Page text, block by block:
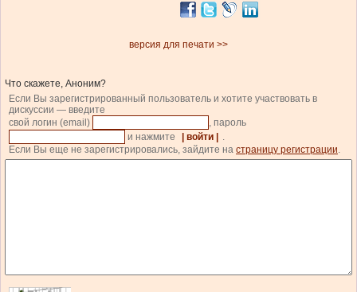
версия для печати >>
Что скажете, Аноним?
Если Вы зарегистрированный пользователь и хотите участвовать в
дискуссии — введите
свой логин (email)
, пароль
и нажмите
| войти |
.
Если Вы еще не зарегистрировались, зайдите на страницу регистрации.